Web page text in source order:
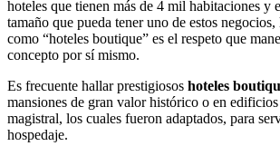
hoteles que tienen más de 4 mil habitaciones y
tamaño que pueda tener uno de estos
como “hoteles boutique” es el respeto que
concepto por sí mismo.
Es frecuente hallar prestigiosos hoteles
mansiones de gran valor histórico o en
magistral, los cuales fueron adaptados, para
hospedaje.